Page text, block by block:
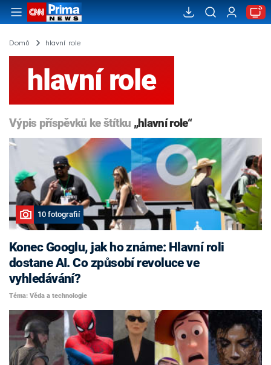
Domů hlavní role
hlavní role
Výpis příspěvků ke štítku „hlavní role“
10 fotografií
Konec Googlu, jak ho známe: Hlavní roli
dostane AI. Co způsobí revoluce ve
vyhledávání?
Téma: Věda a technologie